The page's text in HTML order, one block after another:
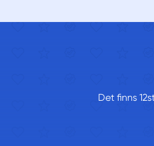
Det finns